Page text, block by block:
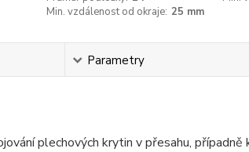
Min. vzdálenost od okraje: 25 mm
Parametry
plechových krytin v přesahu,